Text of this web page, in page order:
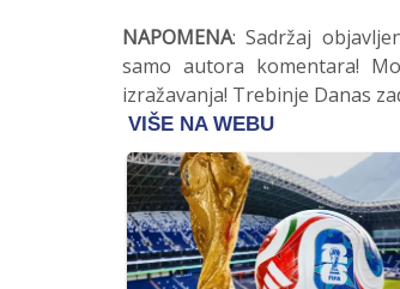
NAPOMENA: Sadržaj
samo autora komentara!
izražavanja! Trebinje Danas